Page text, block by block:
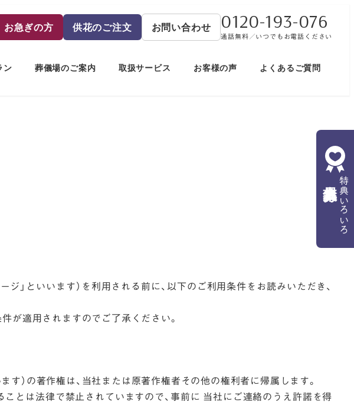
お急ぎの方 供花のご注文 お問い合わせ 0120-193-076
通話無料／いつでもお電話ください
ン 葬儀場のご案内 取扱サービス お客様の声 よくあるご質問
ジ」といいます）を利用される前に、以下のご利用条件をお読みいただき、
が適用されますのでご了承ください。
す）の著作権は、当社または原著作権者その他の権利者に帰属します。
とは法律で禁止されていますので、事前に 当社にご連絡のうえ許諾を得
特典いろいろ